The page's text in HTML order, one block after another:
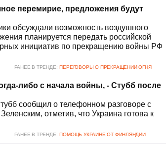
перемирие, предложения будут
обсуждали возможность воздушного
планируется передать российской
инициатив по прекращению войны РФ
РАНЕЕ В ТРЕНДЕ: ПЕРЕГОВОРЫ О ПРЕКРАЩЕНИИ ОГНЯ
либо с начала войны, - Стубб после
сообщил о телефонном разговоре с
отметив, что Украина готова к
РАНЕЕ В ТРЕНДЕ: ПОМОЩЬ УКРАИНЕ ОТ ФИНЛЯНДИИ